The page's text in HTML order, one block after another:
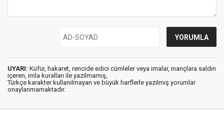
UYARI: Küfür, hakaret, rencide edici cümleler veya imalar, inançlara saldırı
içeren, imla kuralları ile yazılmamış,
Türkçe karakter kullanılmayan ve büyük harflerle yazılmış yorumlar
onaylanmamaktadır.